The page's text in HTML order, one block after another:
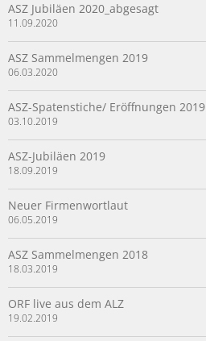
ASZ Jubiläen 2020_abgesagt
11.09.2020
ASZ Sammelmengen 2019
06.03.2020
ASZ-Spatenstiche/ Eröffnungen 2019
03.10.2019
ASZ-Jubiläen 2019
18.09.2019
Neuer Firmenwortlaut
06.05.2019
ASZ Sammelmengen 2018
18.03.2019
ORF live aus dem ALZ
19.02.2019